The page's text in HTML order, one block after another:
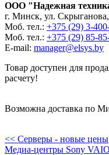
ООО "Надежная
г. Минск, ул.
Моб. тел.: +375 (29) 3-
Моб. тел.: +375 (29) 85-
Е-mail: manager@elsys.by
Товар доступен для
расчету!
Возможна доставка по
<< Серверы - новые цены
Медиа-центры Sony